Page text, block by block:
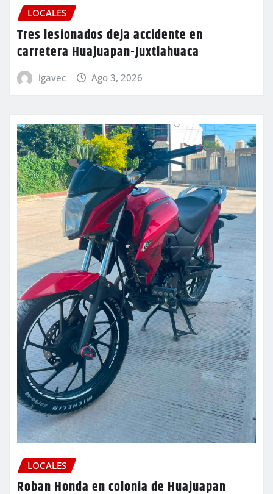
LOCALES
Tres lesionados deja accidente en
carretera Huajuapan-Juxtlahuaca
igavec Ago 3, 2026
LOCALES
Roban Honda en colonia de Huajuapan